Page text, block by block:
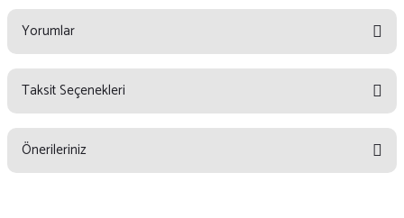
Yorumlar
Yorum Yaz
Taksit Seçenekleri
Önerileriniz